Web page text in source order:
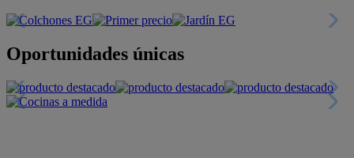
Oportunidades únicas